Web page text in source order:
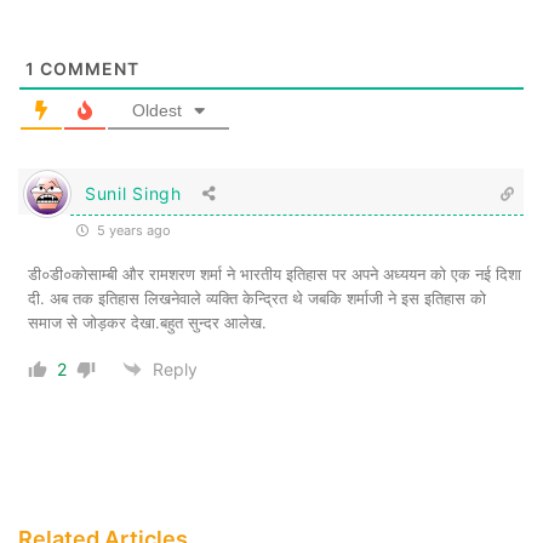
अंतर्राष्ट्रीय ख्याति दिलवाई।
पर आधारित उनके रिपोर्ट के आधार पर ही बिहार-
1 COMMENT
Oldest
Sunil Singh
5 years ago
डी०डी०कोसाम्बी और रामशरण शर्मा ने भारतीय इतिहास पर अपने अध्ययन को एक नई दिशा
दी. अब तक इतिहास लिखनेवाले व्यक्ति केन्द्रित थे जबकि शर्माजी ने इस इतिहास को
समाज से जोड़कर देखा.बहुत सुन्दर आलेख.
2 Reply